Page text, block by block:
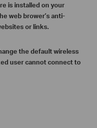
is installed on your
web brower’s anti-
or links.
the default wireless
user cannot connect to